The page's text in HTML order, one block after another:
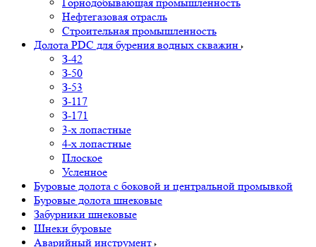
Нефтегазовая отрасль
Строительная промышленность
Долота PDC для бурения водных скважин
З-42
З-50
З-53
З-117
З-171
3-х лопастные
4-х лопастные
Плоское
Усленное
Буровые долота с бoковой и центральной промывкой
Буровые долота шнековые
Забурники шнековые
Шнеки буровые
Аварийный инструмент